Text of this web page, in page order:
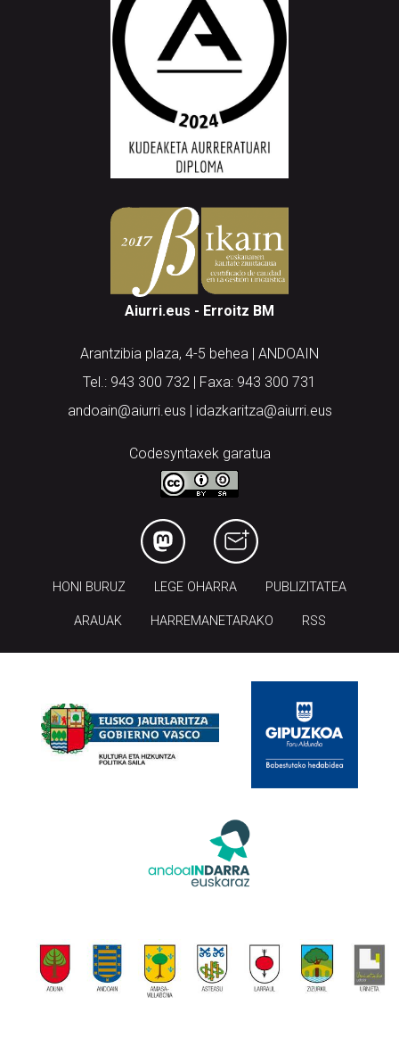
Aiurri.eus - Erroitz BM
Arantzibia plaza, 4-5 behea | ANDOAIN
Tel.: 943 300 732 | Faxa: 943 300 731
andoain@aiurri.eus | idazkaritza@aiurri.eus
Codesyntaxek garatua
HONI BURUZ LEGE OHARRA PUBLIZITATEA
ARAUAK HARREMANETARAKO RSS